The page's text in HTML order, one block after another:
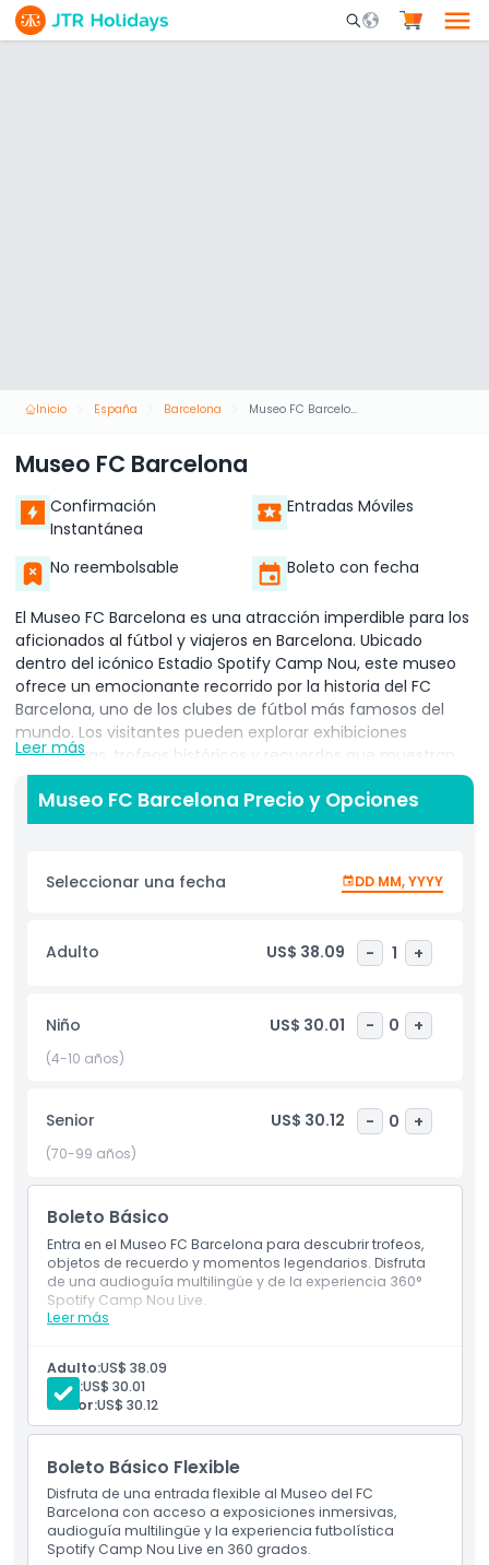
Mobile Search
Inicio España Barcelona Museo FC Barcelona
Museo FC Barcelona
Confirmación
Instantánea
Entradas Móviles
No reembolsable Boleto con fecha
El Museo FC Barcelona es una atracción imperdible para los
aficionados al fútbol y viajeros en Barcelona. Ubicado
dentro del icónico Estadio Spotify Camp Nou, este museo
ofrece un emocionante recorrido por la historia del FC
Barcelona, uno de los clubes de fútbol más famosos del
mundo. Los visitantes pueden explorar exhibiciones
interactivas, trofeos históricos y recuerdos que muestran
los grandes momentos del club. El Museo FC Barcelona
cuenta con presentaciones multimedia, camisetas
legendarias y destacados de partidos inolvidables. Los
legendarios del club, incluyendo a Lionel Messi, Johan
Cruyff y Ronaldinho. Una visita al Museo FC Barcelona te
Puedes ver imágenes exclusivas, disfrutar de experiencias
de realidad virtual e incluso pisar una sección del campo.
conecten con la historia y el éxito del FC Barcelona. Ya seas
un seguidor de toda la vida o estés descubriendo el club, el
Museo FC Barcelona ofrece una experiencia única e
a una de las atracciones más populares de Barcelona.
Aspectos Destacados
Inclusiones
Política para Niños y Adultos
Exclusiones
Horario de Apertura
Cosas a Saber
Leer más
Museo FC Barcelona Precio y Opciones
Seleccionar una fecha DD MM, YYYY
Adulto US$ 38.09 - 1 +
Niño US$ 30.01 - 0 +
(4-10 años)
Senior US$ 30.12 - 0 +
(70-99 años)
Boleto Básico
Entra en el Museo FC Barcelona para descubrir trofeos,
objetos de recuerdo y momentos legendarios. Disfruta
de una audioguía multilingüe y de la experiencia 360°
Spotify Camp Nou Live.
Leer más
Adulto:US$ 38.09
Niño:US$ 30.01
Senior:US$ 30.12
Boleto Básico Flexible
Disfruta de una entrada flexible al Museo del FC
Barcelona con acceso a exposiciones inmersivas,
audioguía multilingüe y la experiencia futbolística
Spotify Camp Nou Live en 360 grados.